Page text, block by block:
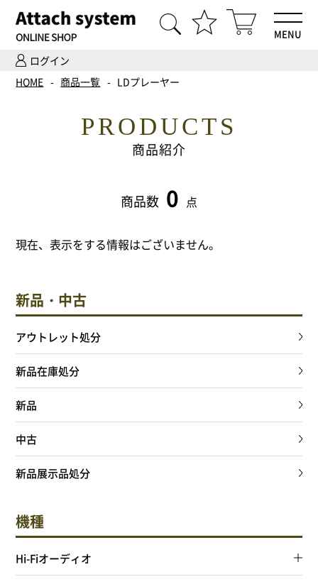
ログイン
MENU
HOME
Hi-Fiオーディオ試聴
ご依頼までの流れ
会社案内
Attach system公式サイト
会員登録
マイアカウント
ご利用ガイド
特定商取引法に基づく表記
会員規約
HOME 商品一覧 LDプレーヤー
PRODUCTS
商品紹介
商品数 0 点
現在、表示をする情報はございません。
新品・中古
アウトレット処分
新品在庫処分
新品
中古
新品展示品処分
機種
Hi-Fiオーディオ